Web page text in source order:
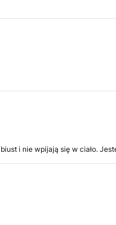
i nie wpijają się w ciało.